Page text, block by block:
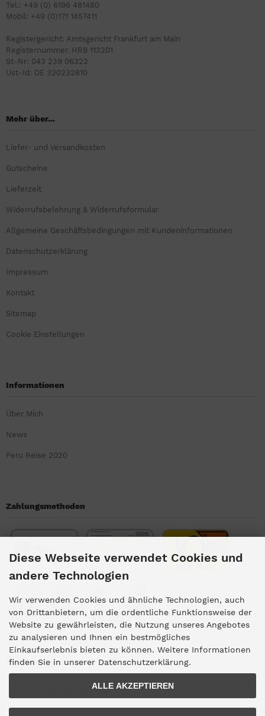
Tel.: +49 (0) 6196 481480
Mobil: +49 (0)171 1457411
Registergericht: Amtsgericht Frankfurt am Main
Registernummer. HRB 113201
St-Nr: 043 239 06322
Ust-Id: DE 320232810
Mehr über...
Liefer- und Versandkosten
Gutscheine
Lieferzeit
Widerrufsbelehrung & Widerrufsformular
Allgemeine Geschäftsbedingungen mit Kundeninformationen
Datenschutzerklärung
Impressum
Kontakt
Sitemap
Cookie Einstellungen
Informationen
Über Mich
News
Peru Reise 2020
Zahlungsmethoden
Kundengruppe
Diese Webseite verwendet Cookies und
andere Technologien
Wir verwenden Cookies und ähnliche Technologien, auch
von Drittanbietern, um die ordentliche Funktionsweise der
Website zu gewährleisten, die Nutzung unseres Angebotes
zu analysieren und Ihnen ein bestmögliches
Einkaufserlebnis bieten zu können. Weitere Informationen
finden Sie in unserer Datenschutzerklärung.
ALLE AKZEPTIEREN